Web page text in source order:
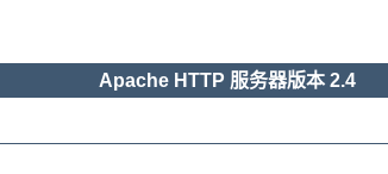
Apache HTTP 服务器版本 2.4